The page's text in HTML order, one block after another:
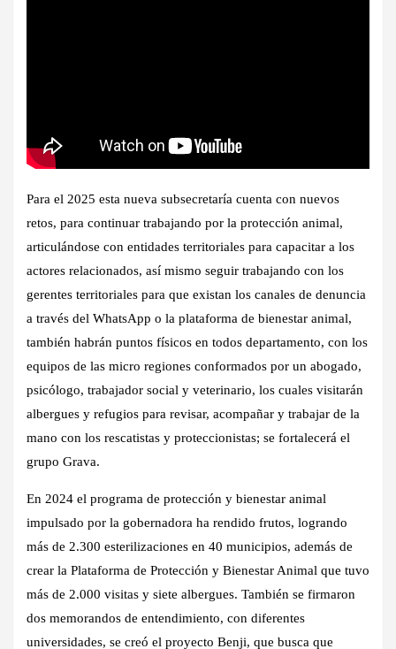
Para el 2025 esta nueva subsecretaría cuenta con nuevos
retos, para continuar trabajando por la protección animal,
articulándose con entidades territoriales para capacitar a los
actores relacionados, así mismo seguir trabajando con los
gerentes territoriales para que existan los canales de denuncia
a través del WhatsApp o la plataforma de bienestar animal,
también habrán puntos físicos en todos departamento, con los
equipos de las micro regiones conformados por un abogado,
psicólogo, trabajador social y veterinario, los cuales visitarán
albergues y refugios para revisar, acompañar y trabajar de la
mano con los rescatistas y proteccionistas; se fortalecerá el
grupo Grava.
En 2024 el programa de protección y bienestar animal
impulsado por la gobernadora ha rendido frutos, logrando
más de 2.300 esterilizaciones en 40 municipios, además de
crear la Plataforma de Protección y Bienestar Animal que tuvo
más de 2.000 visitas y siete albergues. También se firmaron
dos memorandos de entendimiento, con diferentes
universidades, se creó el proyecto Benji, que busca que